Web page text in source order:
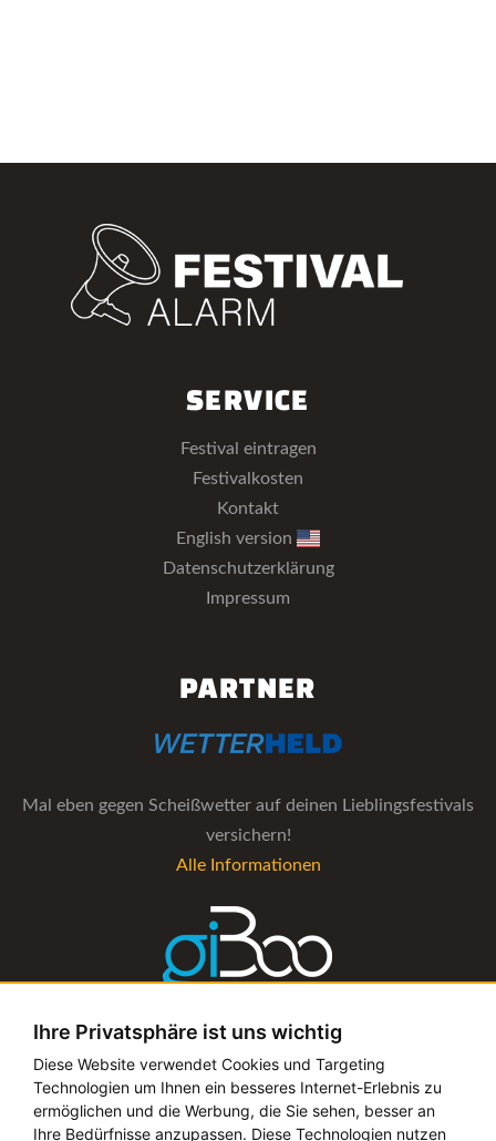
Ihre Privatsphäre ist uns wichtig
Diese Website verwendet Cookies und Targeting
Technologien um Ihnen ein besseres Internet-Erlebnis zu
ermöglichen und die Werbung, die Sie sehen, besser an
Ihre Bedürfnisse anzupassen. Diese Technologien nutzen
SERVICE
Festival eintragen
Festivalkosten
Kontakt
English version
Datenschutzerklärung
Impressum
PARTNER
Mal eben gegen Scheißwetter auf deinen Lieblingsfestivals
versichern!
Alle Informationen
Die Verwaltungs-Software für alle Künstler- und
Bookingagenturen
Alle Informationen